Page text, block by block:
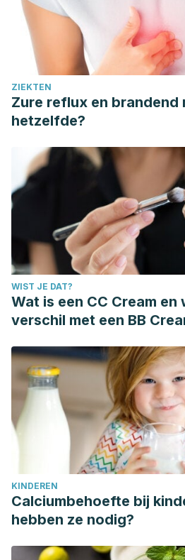
ZIEKTEN
Zure reflux en brandend
hetzelfde?
WIST JE DAT?
Wat is een CC Cream en
verschil met een BB
KINDEREN
Calciumbehoefte bij
hebben ze nodig?